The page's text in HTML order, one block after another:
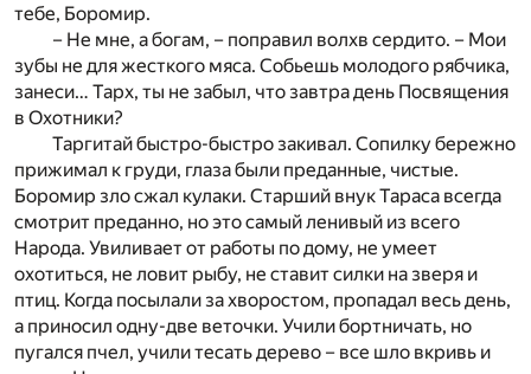
тебе, Боромир.
– Не мне, а богам, – поправил волхв сердито. – Мои
зубы не для жесткого мяса. Собьешь молодого рябчика,
занеси… Тарх, ты не забыл, что завтра день Посвящения
в Охотники?
Таргитай быстро-быстро закивал. Сопилку бережно
прижимал к груди, глаза были преданные, чистые.
Боромир зло сжал кулаки. Старший внук Тараса всегда
смотрит преданно, но это самый ленивый из всего
Народа. Увиливает от работы по дому, не умеет
охотиться, не ловит рыбу, не ставит силки на зверя и
птиц. Когда посылали за хворостом, пропадал весь день,
а приносил одну-две веточки. Учили бортничать, но
пугался пчел, учили тесать дерево – все шло вкривь и